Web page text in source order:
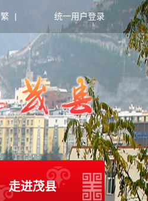
繁 | 统一用户登录
走进茂县